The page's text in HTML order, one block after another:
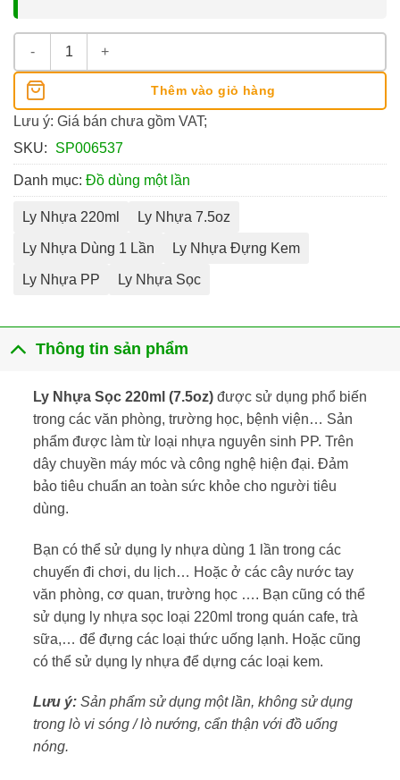
Ly Nhựa Sọc 220ML số lượng
Thêm vào giỏ hàng
Lưu ý: Giá bán chưa gồm VAT;
SKU:
SP006537
Danh mục: Đồ dùng một lần
Ly Nhựa 220ml Ly Nhựa 7.5oz
Ly Nhựa Dùng 1 Lần Ly Nhựa Đựng Kem
Ly Nhựa PP Ly Nhựa Sọc
Thông tin sản phẩm
Ly Nhựa Sọc 220ml (7.5oz)được sử dụng phổ biến
trong các văn phòng, trường học, bệnh viện… Sản
phẩm được làm từ loại nhựa nguyên sinh PP. Trên
dây chuyền máy móc và công nghệ hiện đại. Đảm
bảo tiêu chuẩn an toàn sức khỏe cho người tiêu
dùng.
Bạn có thể sử dụng ly nhựa dùng 1 lần trong các
chuyến đi chơi, du lịch… Hoặc ở các cây nước tay
văn phòng, cơ quan, trường học …. Bạn cũng có thể
sử dụng ly nhựa sọc loại 220ml trong quán cafe, trà
sữa,… để đựng các loại thức uống lạnh. Hoặc cũng
có thể sử dụng ly nhựa để dựng các loại kem.
Lưu ý: Sản phẩm sử dụng một lần, không sử dụng
trong lò vi sóng / lò nướng, cẩn thận với đồ uống
nóng.